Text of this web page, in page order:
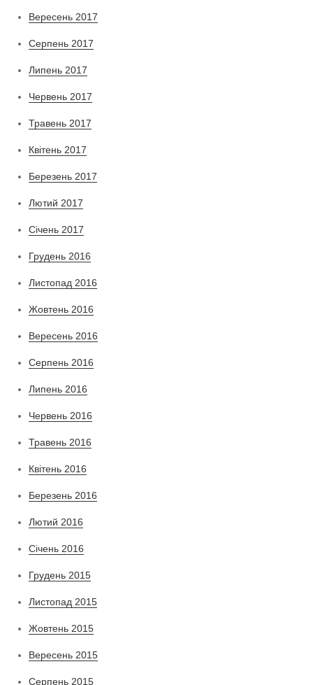
Вересень 2017
Серпень 2017
Липень 2017
Червень 2017
Травень 2017
Квітень 2017
Березень 2017
Лютий 2017
Січень 2017
Грудень 2016
Листопад 2016
Жовтень 2016
Вересень 2016
Серпень 2016
Липень 2016
Червень 2016
Травень 2016
Квітень 2016
Березень 2016
Лютий 2016
Січень 2016
Грудень 2015
Листопад 2015
Жовтень 2015
Вересень 2015
Серпень 2015